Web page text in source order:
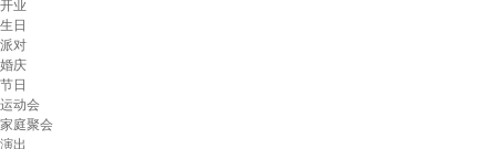
开业
生日
派对
婚庆
节日
运动会
家庭聚会
演出